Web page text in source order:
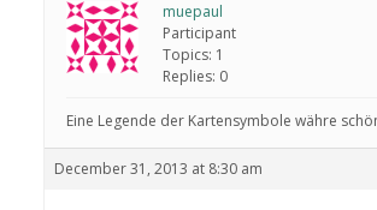
muepaul
Participant
Topics: 1
Replies: 0
Eine Legende der Kartensymbole währe
December 31, 2013 at 8:30 am